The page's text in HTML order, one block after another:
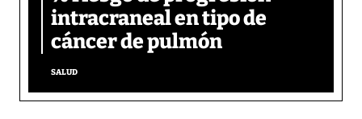
intracraneal en tipo de
cáncer de pulmón
SALUD